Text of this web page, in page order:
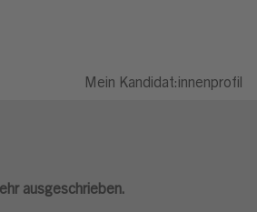
Mein Kandidat:innenprofil
ausgeschrieben.